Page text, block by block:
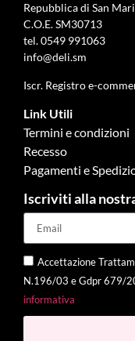
Repubblica di San
C.O.E. SM30713
tel.0549 991063
info@deli.sm
Iscr. Registro e-
Link Utili
Termini e condizioni
Recesso
Pagamenti e
Iscriviti alla
Accettazione
N.196/03 e Gdpr 679/
informativa